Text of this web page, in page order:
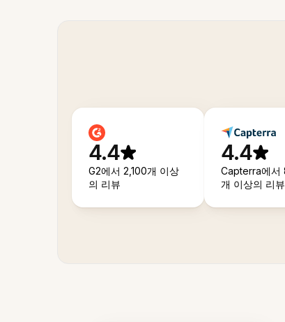
4.4
G2에서 2,100개 이상
의 리뷰
4.4
Capterra에서
개 이상의 리뷰